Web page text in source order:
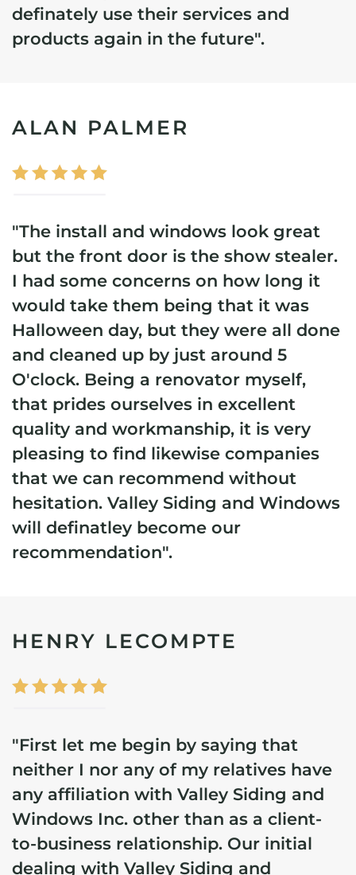
definately use their services and
products again in the future".
ALAN PALMER
"The install and windows look great
but the front door is the show stealer.
I had some concerns on how long it
would take them being that it was
Halloween day, but they were all done
and cleaned up by just around 5
O'clock. Being a renovator myself,
that prides ourselves in excellent
quality and workmanship, it is very
pleasing to find likewise companies
that we can recommend without
hesitation. Valley Siding and Windows
will definatley become our
recommendation".
HENRY LECOMPTE
"First let me begin by saying that
neither I nor any of my relatives have
any affiliation with Valley Siding and
Windows Inc. other than as a client-
to-business relationship. Our initial
dealing with Valley Siding and